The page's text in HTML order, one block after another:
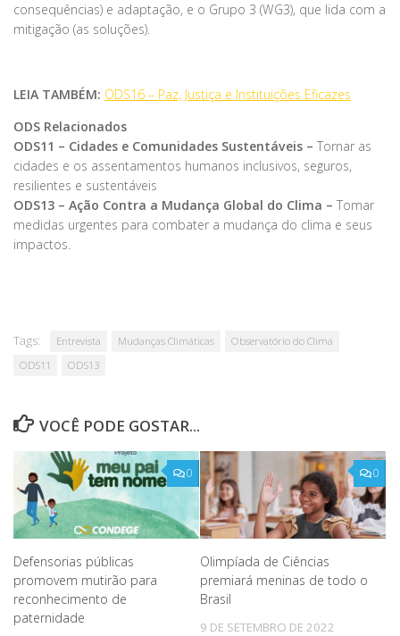
consequências) e adaptação, e o Grupo 3 (WG3), que lida com a
mitigação (as soluções).
LEIA TAMBÉM: ODS16 – Paz, Justiça e Instituições Eficazes
ODS Relacionados
ODS11 – Cidades e Comunidades Sustentáveis – Tornar as
cidades e os assentamentos humanos inclusivos, seguros,
resilientes e sustentáveis
ODS13 – Ação Contra a Mudança Global do Clima – Tomar
medidas urgentes para combater a mudança do clima e seus
impactos.
Tags: Entrevista Mudanças Climáticas
Observatório do Clima
ODS11
ODS13
VOCÊ PODE GOSTAR...
0
Defensorias públicas
promovem mutirão para
reconhecimento de
paternidade
0
Olimpíada de Ciências
premiará meninas de todo o
Brasil
9 DE SETEMBRO DE 2022